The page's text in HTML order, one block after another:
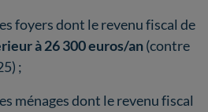
foyers dont le revenu fiscal de
à 26 300 euros/an(contre
;
ménages dont le revenu fiscal